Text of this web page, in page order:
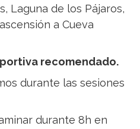
Laguna de los Pájaros,
a Cueva
recomendado.
durante las sesiones
durante 8h en